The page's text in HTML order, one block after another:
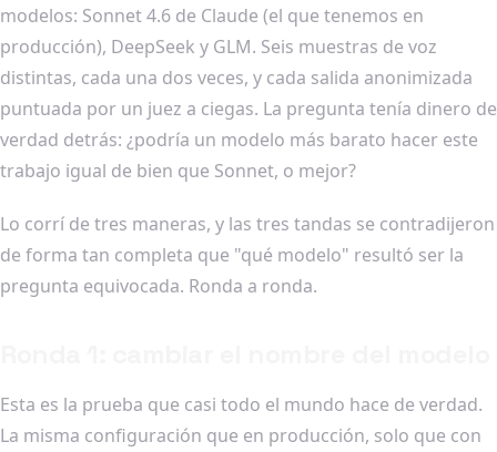
modelos: Sonnet 4.6 de Claude (el que tenemos en
producción), DeepSeek y GLM. Seis muestras de voz
distintas, cada una dos veces, y cada salida anonimizada
puntuada por un juez a ciegas. La pregunta tenía dinero de
verdad detrás: ¿podría un modelo más barato hacer este
trabajo igual de bien que Sonnet, o mejor?
Lo corrí de tres maneras, y las tres tandas se contradijeron
de forma tan completa que "qué modelo" resultó ser la
pregunta equivocada. Ronda a ronda.
Esta es la prueba que casi todo el mundo hace de verdad.
La misma configuración que en producción, solo que con